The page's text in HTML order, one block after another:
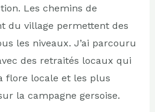
Les chemins de
du village permettent des
les niveaux. J’ai parcouru
des retraités locaux qui
flore locale et les plus
la campagne gersoise.